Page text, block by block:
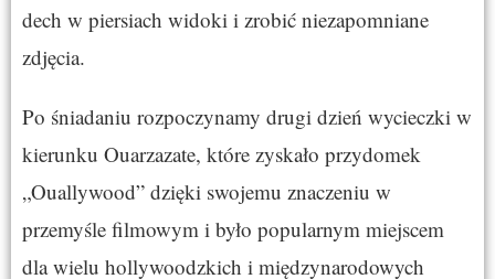
dech w piersiach widoki i zrobić niezapomniane
zdjęcia.
Po śniadaniu rozpoczynamy drugi dzień wycieczki w
kierunku Ouarzazate, które zyskało przydomek
„Ouallywood” dzięki swojemu znaczeniu w
przemyśle filmowym i było popularnym miejscem
dla wielu hollywoodzkich i międzynarodowych